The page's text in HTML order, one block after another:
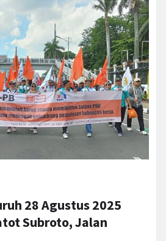
28 Agustus 2025
Subroto, Jalan